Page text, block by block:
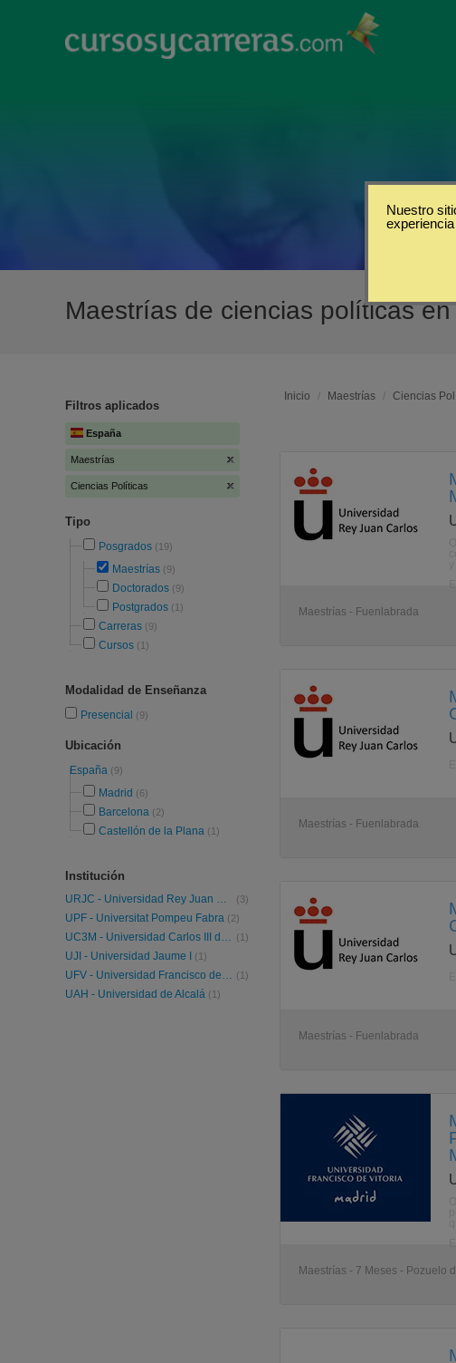
Maestrías de ciencias políticas
Filtros aplicados
España
Maestrías
Ciencias Políticas
Tipo
Posgrados (19)
Maestrías (9)
Doctorados (9)
Postgrados (1)
Carreras (9)
Cursos (1)
Modalidad de Enseñanza
Presencial (9)
Ubicación
España (9)
Madrid (6)
Barcelona (2)
Castellón de la Plana (1)
Institución
URJC - Universidad Rey Juan Carlos (3)
UPF - Universitat Pompeu Fabra (2)
UC3M - Universidad Carlos III de Madrid (1)
UJI - Universidad Jaume I (1)
UFV - Universidad Francisco de Vitoria (1)
UAH - Universidad de Alcalá (1)
Inicio / Maestrías / Ciencias
Maestrías - Fuenlabrada
Maestrías - Fuenlabrada
Maestrías - Fuenlabrada
Maestrías - 7 Meses - Pozuelo
Nuestro